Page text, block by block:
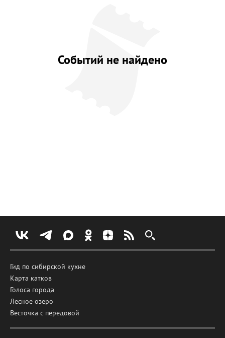
Событий не найдено
Гид по сибирской кухне
Карта катков
Голоса города
Лесное озеро
Весточка с передовой